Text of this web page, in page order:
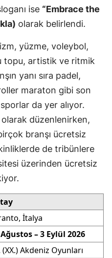
ise “Embrace the
olarak belirlendi.
yüzme, voleybol,
topu, artistik ve ritmik
yanı sıra padel,
maraton gibi son
da yer alıyor.
olarak düzenlenirken,
branşı ücretsiz
de tribünlere
üzerinden ücretsiz
İtalya
– 3 Eylül 2026
(XX.) Akdeniz Oyunları